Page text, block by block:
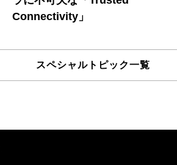
Connectivity」
スペシャルトピック一覧